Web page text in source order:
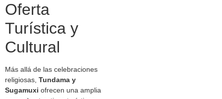
Oferta
Turística y
Cultural
Más allá de las celebraciones
religiosas, Tundama y
Sugamuxi ofrecen una amplia